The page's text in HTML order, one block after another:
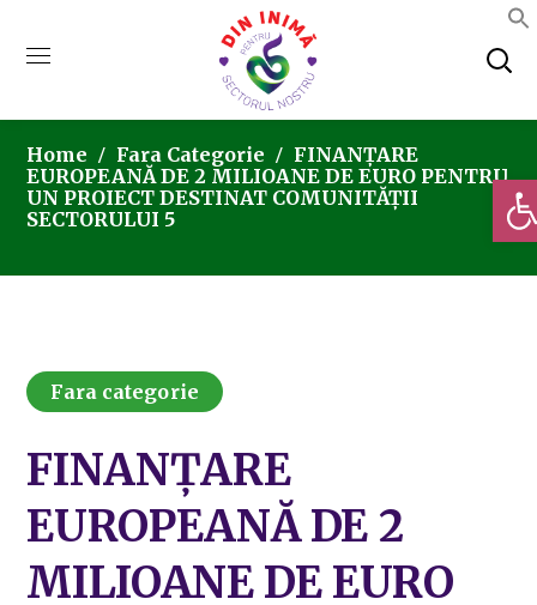
Home Fara Categorie
FINANȚARE
EUROPEANĂ DE 2 MILIOANE DE EURO PENTRU
UN PROIECT DESTINAT COMUNITĂȚII
SECTORULUI 5
Fara categorie
FINANȚARE
EUROPEANĂ DE 2
MILIOANE DE EURO